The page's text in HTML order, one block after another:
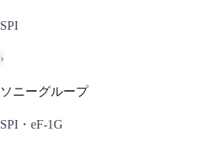
SPI
›
ソニーグループ
SPI・eF-1G